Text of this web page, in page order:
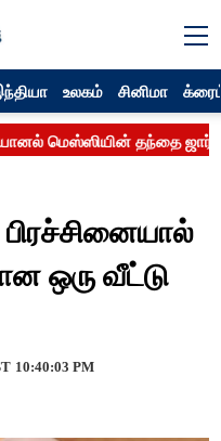
உலகம் சினிமா
ஒரு வீட்டு
10:40:03 PM